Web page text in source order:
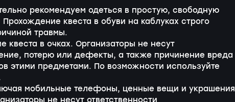
рекомендуем одеться в простую, свободную
квеста в обуви на каблуках строго
травмы.
в очках. Организаторы не несут
потерю или дефекты, а также причинение вреда
этими предметами. По возможности используйте
мобильные телефоны, ценные вещи и украшения